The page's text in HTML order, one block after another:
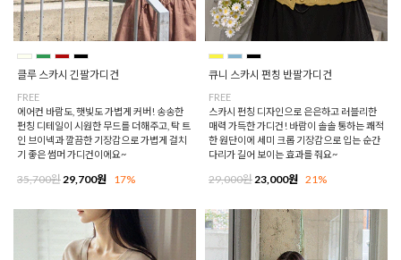
클루 스카시 긴팔가디건
FREE
에어컨 바람도, 햇빛도 가볍게 커버! 송송한
펀칭 디테일이 시원한 무드를 더해주고, 탁 트
인 브이넥과 깔끔한 기장감으로 가볍게 걸치
기 좋은 썸머 가디건이에요~
35,700원29,700원 17%
큐니 스카시 펀칭 반팔가디건
FREE
스카시 펀칭 디자인으로 은은하고 러블리한
매력 가득한 가디건! 바람이 솔솔 통하는 쾌적
한 원단이에 세미 크롭 기장감으로 입는 순간
다리가 길어 보이는 효과를 줘요~
29,000원23,000원 21%